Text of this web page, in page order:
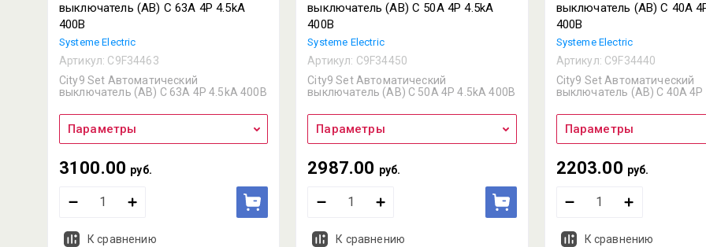
выключатель (АВ) С 63А 4P 4.5kA
400В
Systeme Electric
Артикул: C9F34463
City9 Set Автоматический
выключатель (АВ) С 63А 4P 4.5kA 400В
Параметры
3100.00 руб.
К сравнению
выключатель (АВ) С 50А 4P 4.5kA
400В
Systeme Electric
Артикул: C9F34450
City9 Set Автоматический
выключатель (АВ) С 50А 4P 4.5kA 400В
Параметры
2987.00 руб.
К сравнению
выключатель (АВ) С 40А
400В
Systeme Electric
Артикул: C9F34440
City9 Set Автоматический
выключатель (АВ) С 40А 4P
Параметры
2203.00 руб.
К сравнению